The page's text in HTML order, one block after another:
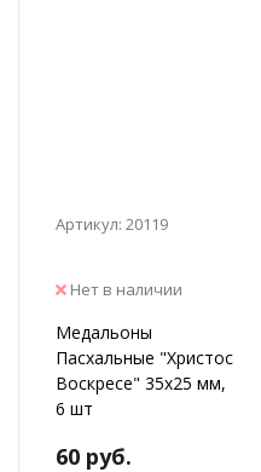
Артикул: 20119
Нет в наличии
Медальоны
Пасхальные "Христос
Воскресе" 35х25 мм,
6 шт
60 руб.